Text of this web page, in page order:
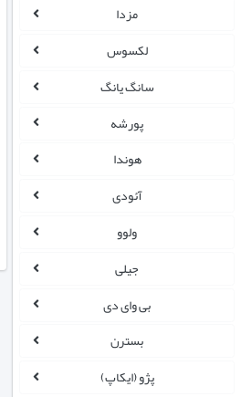
مزدا
لکسوس
سانگ یانگ
پورشه
هوندا
آئودی
ولوو
جیلی
بی وای دی
بسترن
پژو (ایکاپ)
وارداتی